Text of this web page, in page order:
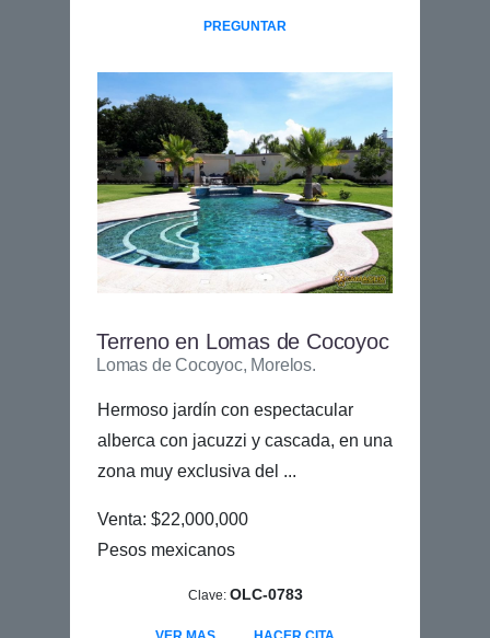
PREGUNTAR
Terreno en Lomas de Cocoyoc
Lomas de Cocoyoc, Morelos.
Hermoso jardín con espectacular
alberca con jacuzzi y cascada, en una
zona muy exclusiva del ...
Venta: $22,000,000
Pesos mexicanos
Clave: OLC-0783